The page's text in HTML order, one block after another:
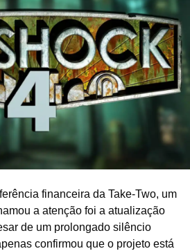
b
r
o
d
e
2
0
2
financeira da Take-Two, um
a atenção foi a atualização
de um prolongado silêncio
confirmou que o projeto está